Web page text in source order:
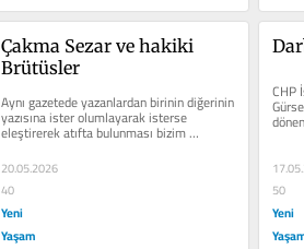
Çakma Sezar ve hakiki
Brütüsler
Aynı gazetede yazanlardan birinin diğerinin
yazısına ister olumlayarak isterse
eleştirerek atıfta bulunması bizim
medyada adetten değildir. Bu...
20.05.2026
40
Yeni
Yaşam
CHP
50
Yeni